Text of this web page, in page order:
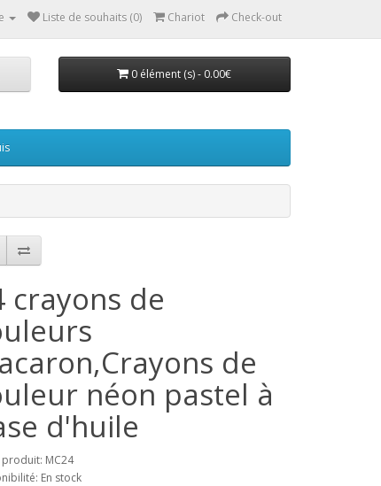
Liste de souhaits (0) Chariot Check-out
0 élément (s) - 0.00€
crayons de
de
néon pastel à
d'huile
MC24
En stock